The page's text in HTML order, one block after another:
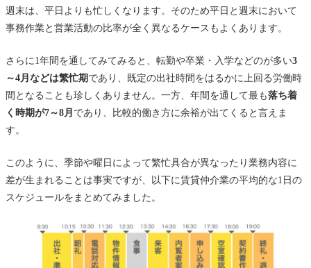
週末は、平日よりも忙しくなります。そのため平日と週末において
事務作業と営業活動の比率が全く異なるケースもよくあります。
さらに1年間を通してみてみると、転勤や卒業・入学などのが多い3
～4月などは繁忙期であり、既定の出社時間をはるかに上回る労働時
間となることも珍しくありません。一方、年間を通して最も落ち着
く時期が7～8月 であり、比較的働き方に余裕が出てくると言えま
す。
このように、季節や曜日によって繁忙具合が異なったり業務内容に
差が生まれることは事実ですが、以下に賃貸仲介業の平均的な1日の
スケジュールをまとめてみました。